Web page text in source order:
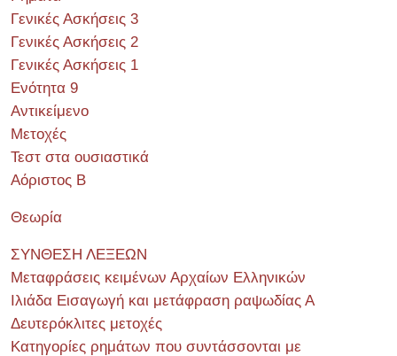
Γενικές Ασκήσεις 3
Γενικές Ασκήσεις 2
Γενικές Ασκήσεις 1
Ενότητα 9
Αντικείμενο
Μετοχές
Τεστ στα ουσιαστικά
Αόριστος Β
Θεωρία
ΣΥΝΘΕΣΗ ΛΕΞΕΩΝ
Μεταφράσεις κειμένων Αρχαίων Ελληνικών
Ιλιάδα Εισαγωγή και μετάφραση ραψωδίας Α
Δευτερόκλιτες μετοχές
Κατηγορίες ρημάτων που συντάσσονται με